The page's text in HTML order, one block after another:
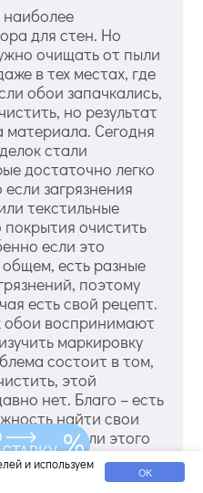
для стен. Но
очищать от пыли
в тех местах, где
обои запачкались,
но результат
материала. Сегодня
стали
достаточно легко
загрязнения
текстильные
покрытия очистить
если это
есть разные
поэтому
есть свой рецепт.
обои воспринимают
маркировку
состоит в том,
этой
нет. Благо – есть
найти свои
Если этого
определять
и используем
ОК